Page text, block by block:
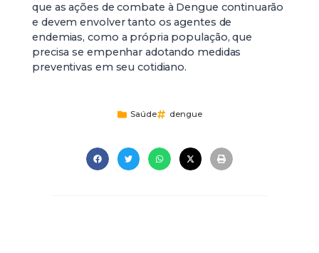
que as ações de combate à Dengue continuarão
e devem envolver tanto os agentes de
endemias, como a própria população, que
precisa se empenhar adotando medidas
preventivas em seu cotidiano.
Saúde dengue